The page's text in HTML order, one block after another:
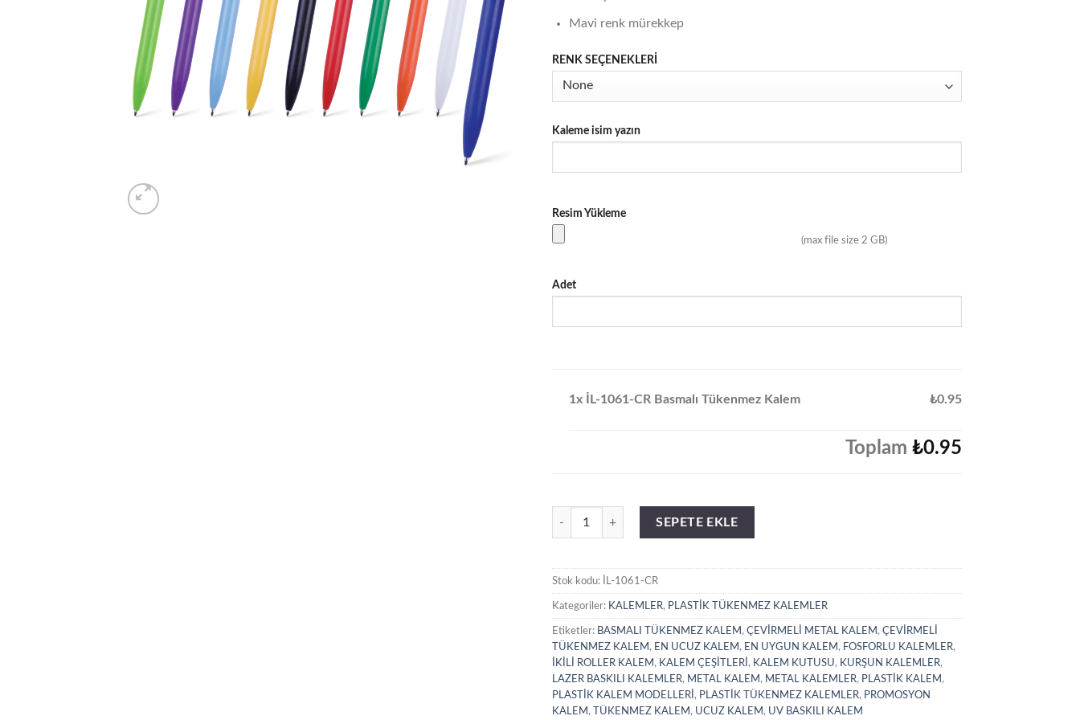
Mavi renk mürekkep
RENK SEÇENEKLERİ
Kaleme isim yazın
Resim Yükleme
(max file size 2 GB)
Adet
1x İL-1061-CR Basmalı Tükenmez Kalem ₺0.95
Toplam ₺0.95
İL-1061-CR Basmalı Tükenmez Kalem adet
SEPETE EKLE
Stok kodu: İL-1061-CR
Kategoriler: KALEMLER, PLASTİK TÜKENMEZ KALEMLER
Etiketler: BASMALI TÜKENMEZ KALEM , ÇEVİRMELİ METAL KALEM , ÇEVİRMELİ
TÜKENMEZ KALEM , EN UCUZ KALEM , EN UYGUN KALEM , FOSFORLU KALEMLER,
İKİLİ ROLLER KALEM , KALEM ÇEŞİTLERİ , KALEM KUTUSU, KURŞUN KALEMLER,
LAZER BASKILI KALEMLER, METAL KALEM , METAL KALEMLER, PLASTİK KALEM ,
PLASTİK KALEM MODELLERİ , PLASTİK TÜKENMEZ KALEMLER, PROMOSYON
KALEM , TÜKENMEZ KALEM , UCUZ KALEM , UV BASKILI KALEM